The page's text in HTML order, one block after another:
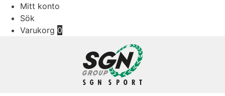
Mitt konto
Sök
Varukorg 0